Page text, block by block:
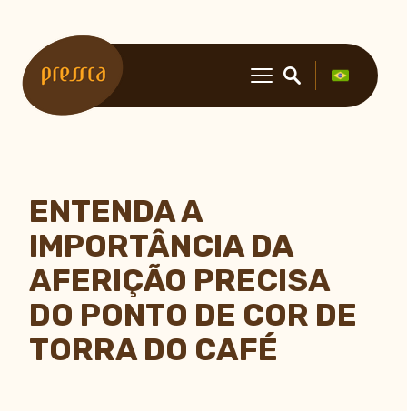
ENTENDA A
IMPORTÂNCIA DA
AFERIÇÃO PRECISA
DO PONTO DE COR DE
TORRA DO CAFÉ